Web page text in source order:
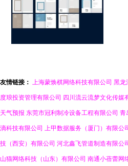
友情链接： 上海蒙焕棋网络科技有限公司 黑龙
度琅投资管理有限公司 四川流云流梦文化传媒
天气预报 东莞市冠利制冷设备工程有限公司 青
滴科技有限公司 上甲数据服务（厦门）有限公
技（西安）有限公司 河北鑫飞管道制造有限公
山猫网络科技（山东）有限公司 南通小蓓蕾网